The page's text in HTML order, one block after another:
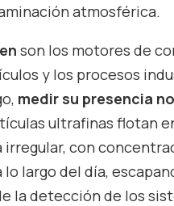
atmosférica.
son los motores de
y los procesos
medir su presencia
ultrafinas flotan
irregular, con
lo largo del día,
la detección de los